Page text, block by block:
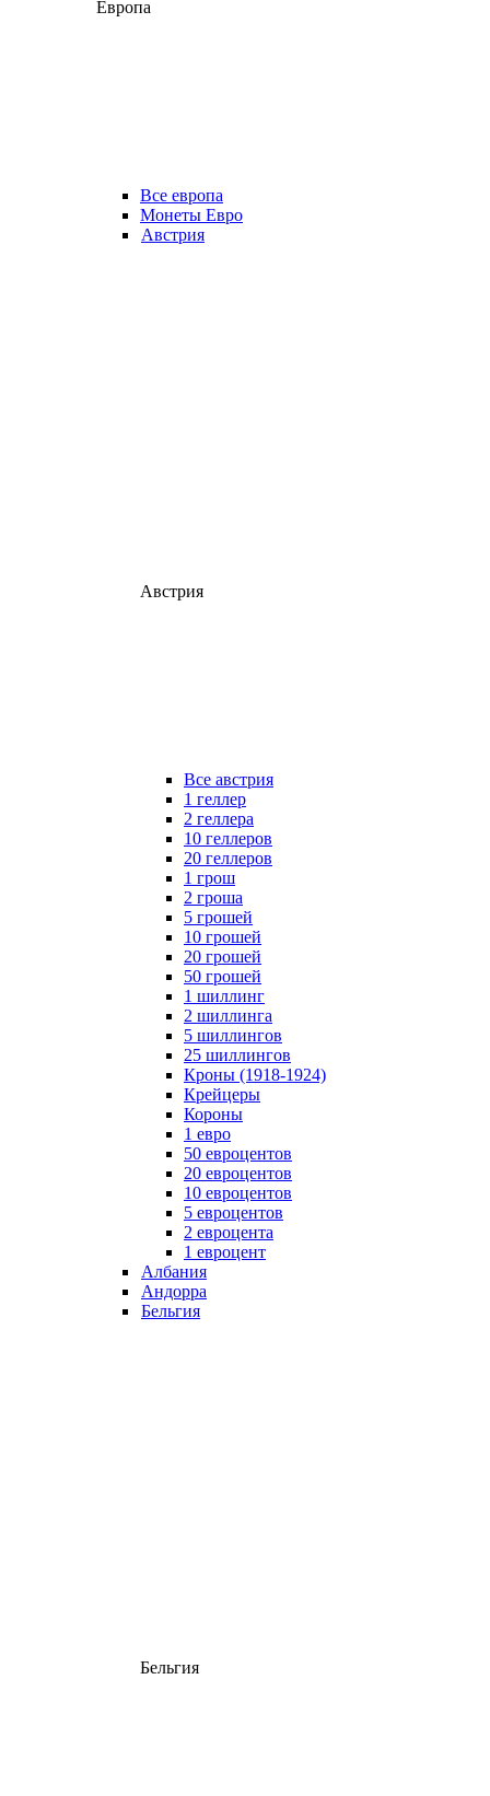
Европа
Все европа
Монеты Евро
Австрия
Австрия
Все австрия
1 геллер
2 геллера
10 геллеров
20 геллеров
1 грош
2 гроша
5 грошей
10 грошей
20 грошей
50 грошей
1 шиллинг
2 шиллинга
5 шиллингов
25 шиллингов
Кроны (1918-1924)
Крейцеры
Короны
1 евро
50 евроцентов
20 евроцентов
10 евроцентов
5 евроцентов
2 евроцента
1 евроцент
Албания
Андорра
Бельгия
Бельгия